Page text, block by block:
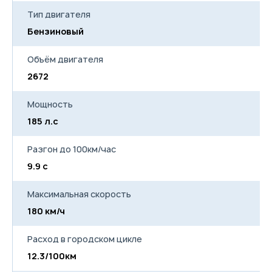
Тип двигателя
Бензиновый
Объём двигателя
2672
Мощность
185 л.с
Разгон до 100км/час
9.9 с
Максимальная скорость
180 км/ч
Расход в городском цикле
12.3/100км